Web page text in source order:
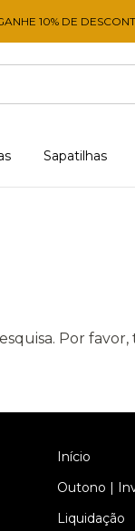
10% DE
Sapatilhas
Por
Início
Outono |
Liquidação